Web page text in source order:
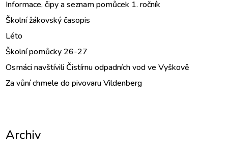
Informace, čipy a seznam pomůcek 1. ročník
Školní žákovský časopis
Léto
Školní pomůcky 26-27
Osmáci navštívili Čistírnu odpadních vod ve Vyškově
Za vůní chmele do pivovaru Vildenberg
ArchivArchiv